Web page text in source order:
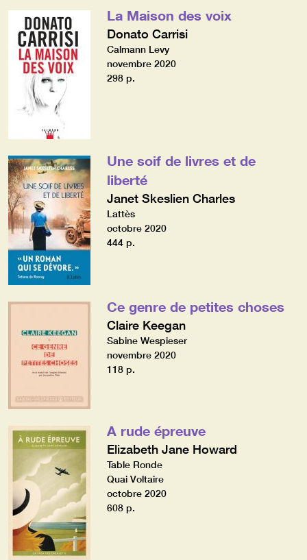
La Maison des voix
Donato Carrisi
Calmann Levy
novembre 2020
298 p.
Une soif de livres et de
liberté
Janet Skeslien Charles
Lattès
octobre 2020
444 p.
Ce genre de petites choses
Claire Keegan
Sabine Wespieser
novembre 2020
118 p.
A rude épreuve
Elizabeth Jane Howard
Table Ronde
Quai Voltaire
octobre 2020
608 p.